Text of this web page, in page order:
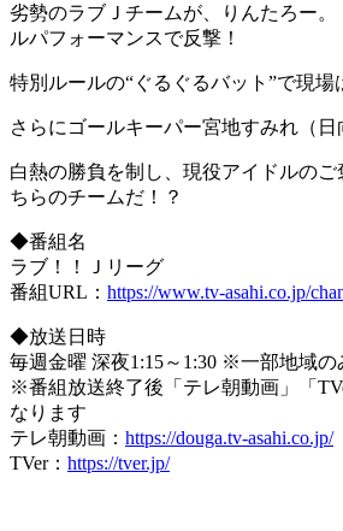
劣勢のラブＪチームが、りんたろー
ルパフォーマンスで反撃！
特別ルールの“ぐるぐるバット”で現場
さらにゴールキーパー宮地すみれ（日
白熱の勝負を制し、現役アイドルの
ちらのチームだ！？
◆番組名
ラブ！！Ｊリーグ
番組URL： https://www.tv-asahi.co.jp/
◆放送日時
毎週金曜 深夜1:15～1:30 ※一部地域の
※番組放送終了後「テレ朝動画」「
なります
テレ朝動画： https://douga.tv-asahi.co.jp/
TVer： https://tver.jp/